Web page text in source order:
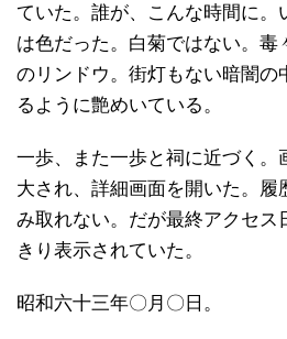
ていた。誰が、こんな時間に。
は色だった。白菊ではない。毒
のリンドウ。街灯もない暗闇の
るように艶めいている。
一歩、また一歩と祠に近づく。
大され、詳細画面を開いた。履
み取れない。だが最終アクセス
きり表示されていた。
昭和六十三年〇月〇日。